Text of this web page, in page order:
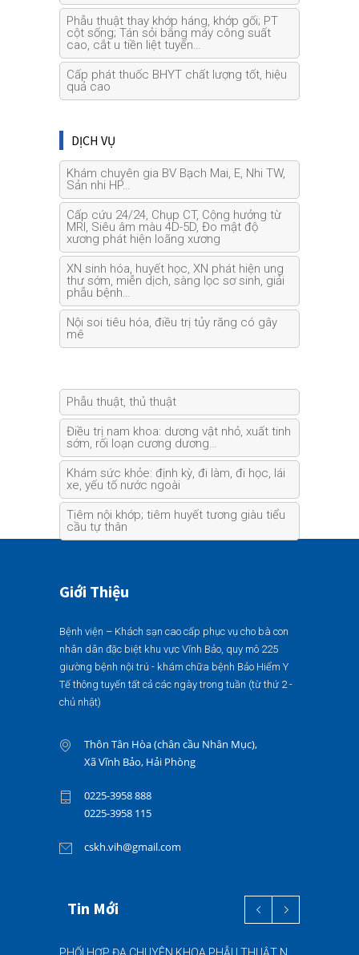
Phẫu thuật thay khớp háng, khớp gối; PT
cột sống; Tán sỏi bằng máy công suất
cao, cắt u tiền liệt tuyến…
Cấp phát thuốc BHYT chất lượng tốt, hiệu
quả cao
DỊCH VỤ
Khám chuyên gia BV Bạch Mai, E, Nhi TW,
Sản nhi HP…
Cấp cứu 24/24, Chụp CT, Cộng hưởng từ
MRI, Siêu âm màu 4D-5D, Đo mật độ
xương phát hiện loãng xương
XN sinh hóa, huyết học, XN phát hiện ung
thư sớm, miễn dịch, sàng lọc sơ sinh, giải
phẫu bệnh…
Nội soi tiêu hóa, điều trị tủy răng có gây
mê
Phẫu thuật, thủ thuật
Điều trị nam khoa: dương vật nhỏ, xuất tinh
sớm, rối loạn cương dương…
Khám sức khỏe: định kỳ, đi làm, đi học, lái
xe, yếu tố nước ngoài
Tiêm nội khớp; tiêm huyết tương giàu tiểu
cầu tự thân
Giới Thiệu
Bệnh viện – Khách sạn cao cấp phục vụ cho bà con
nhân dân đặc biệt khu vực Vĩnh Bảo, quy mô 225
giường bệnh nội trú - khám chữa bệnh Bảo Hiểm Y
Tế thông tuyến tất cả các ngày trong tuần (từ thứ 2 -
chủ nhật)
Thôn Tân Hòa (chân cầu Nhân Mục),
Xã Vĩnh Bảo, Hải Phòng
0225-3958 888
0225-3958 115
cskh.vih@gmail.com
Tin Mới